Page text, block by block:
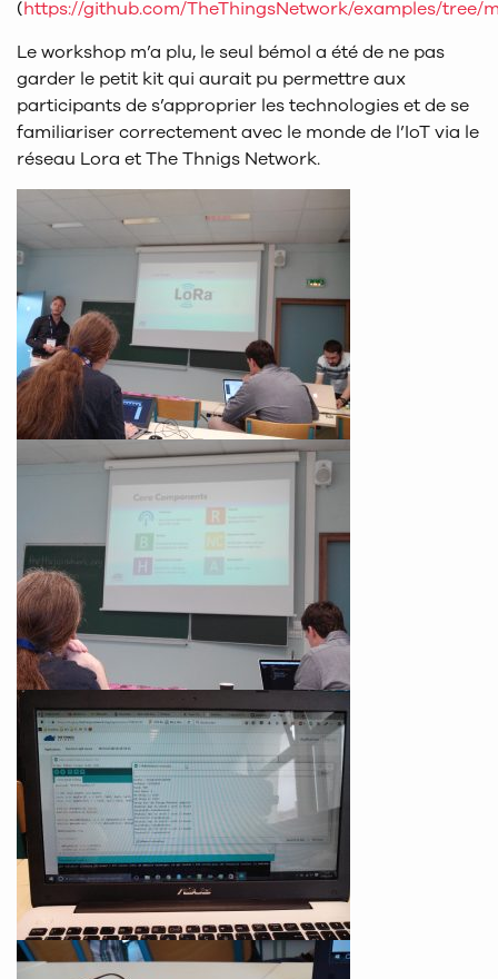
(https://github.com/TheThingsNetwork/examples/tree/
Le workshop m’a plu, le seul bémol a été de ne pas
garder le petit kit qui aurait pu permettre aux
participants de s’approprier les technologies et de se
familiariser correctement avec le monde de l’IoT via le
réseau Lora et The Thnigs Network.